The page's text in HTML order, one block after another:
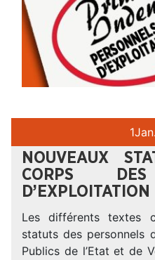
1Jan.
NOUVEAUX
CORPS DES
D’EXPLOITATION
Les différents textes
statuts des personnels
Publics de l’Etat et de